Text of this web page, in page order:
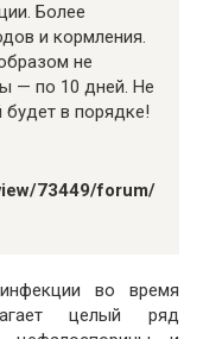
Более
и кормления.
не
— по 10 дней. Не
будет в порядке!
73449/forum/
во время
целый ряд